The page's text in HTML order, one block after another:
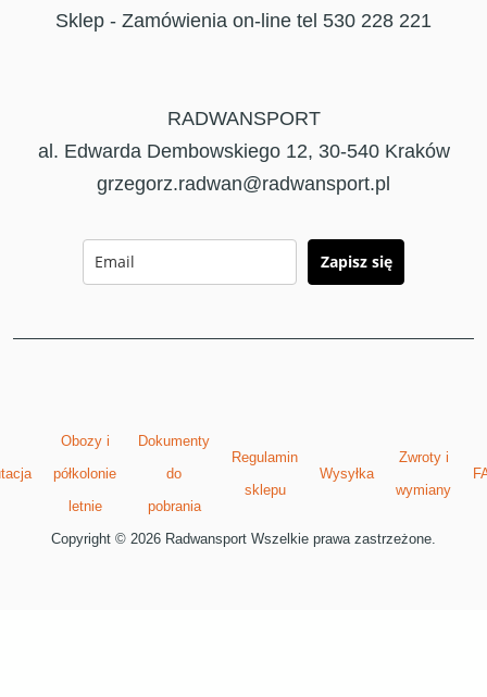
Sklep - Zamówienia on-line tel 530 228 221
RADWANSPORT
al. Edwarda Dembowskiego 12, 30-540 Kraków
grzegorz.radwan@radwansport.pl
Zapisz się
Obozy i
półkolonie
letnie
Dokumenty
do
pobrania
Regulamin
sklepu
Wysyłka
Zwroty i
wymiany
Copyright © 2026 Radwansport Wszelkie prawa zastrzeżone.